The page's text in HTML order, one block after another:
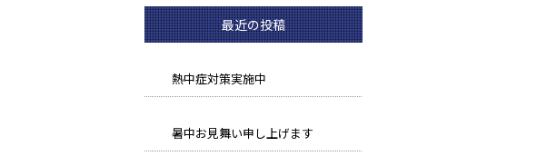
最近の投稿
熱中症対策実施中
暑中お見舞い申し上げます